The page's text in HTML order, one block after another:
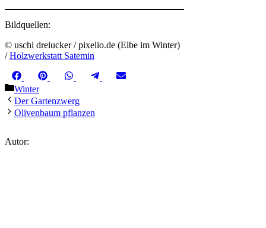
Bildquellen:
© uschi dreiucker / pixelio.de (Eibe im Winter)
/Holzwerkstatt Satemin
Share
on
FacebookShare
Pinterest Share
WhatsAppShare
TelegramShare
Kategorien
Winter
Der Gartenzwerg
Olivenbaum pflanzen
Autor: